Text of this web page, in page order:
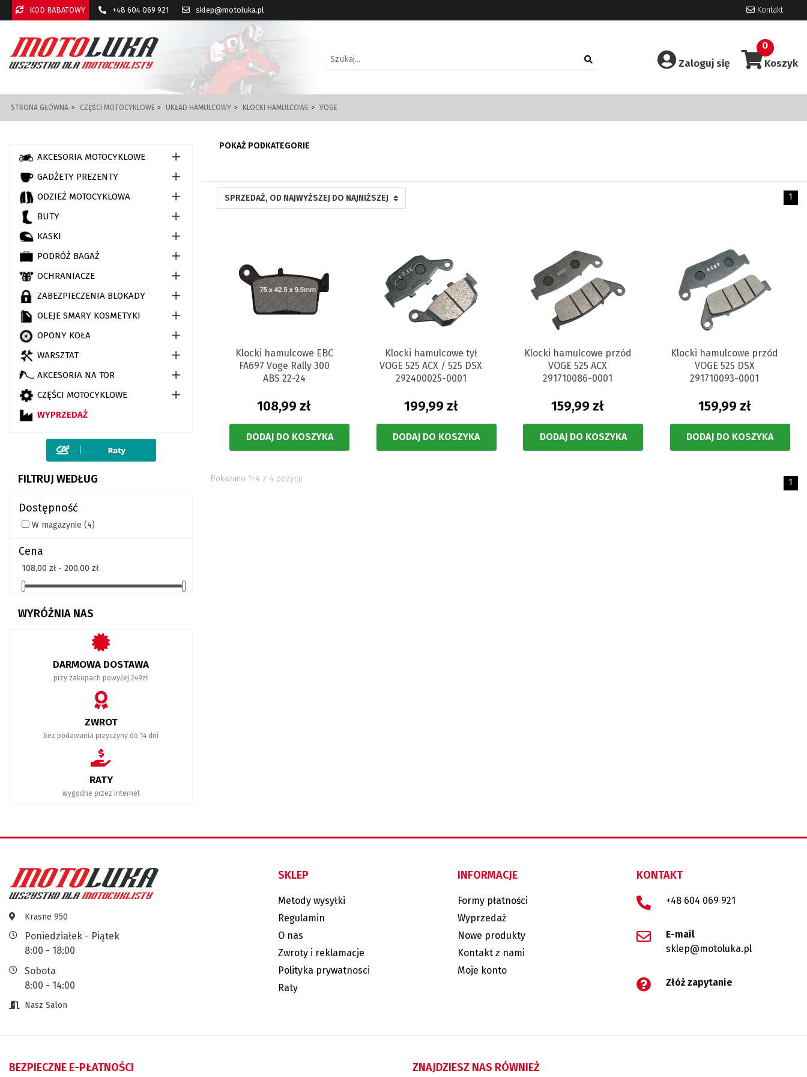
KOD RABATOWY +48 604 069 921 sklep@motoluka.pl Kontakt
Koszyk
0
Zaloguj się
STRONA GŁÓWNA CZĘŚCI MOTOCYKLOWE UKŁAD HAMULCOWY KLOCKI HAMULCOWE VOGE
AKCESORIA MOTOCYKLOWE 
GADŻETY PREZENTY 
ODZIEŻ MOTOCYKLOWA 
BUTY 
KASKI 
PODRÓŻ BAGAŻ 
OCHRANIACZE 
ZABEZPIECZENIA BLOKADY 
OLEJE SMARY KOSMETYKI 
OPONY KOŁA 
WARSZTAT 
AKCESORIA NA TOR 
CZĘŚCI MOTOCYKLOWE 
WYPRZEDAŻ
FILTRUJ WEDŁUG
Dostępność
W magazynie (4)
Cena
108,00 zł - 200,00 zł
WYRÓŻNIA NAS
DARMOWA DOSTAWA
przy zakupach powyżej 249zł
ZWROT
bez podawania przyczyny do 14 dni
RATY
wygodne przez internet
POKAŻ PODKATEGORIE
1
Klocki hamulcowe EBC
FA697 Voge Rally 300
ABS 22-24
108,99 zł
DODAJ DO KOSZYKA
Klocki hamulcowe tył
VOGE 525 ACX / 525 DSX
292400025-0001
199,99 zł
DODAJ DO KOSZYKA
Klocki hamulcowe przód
VOGE 525 ACX
291710086-0001
159,99 zł
DODAJ DO KOSZYKA
Klocki hamulcowe przód
VOGE 525 DSX
291710093-0001
159,99 zł
DODAJ DO KOSZYKA
Pokazano 1-4 z 4 pozycji 1
Krasne 950
Poniedziałek - Piątek
8:00 - 18:00
Sobota
8:00 - 14:00
Nasz Salon
SKLEP
Metody wysyłki
Regulamin
O nas
Zwroty i reklamacje
Polityka prywatnosci
Raty
INFORMACJE
Formy płatności
Wyprzedaż
Nowe produkty
Kontakt z nami
Moje konto
KONTAKT
+48 604 069 921
E-mail
sklep@motoluka.pl
Złóż zapytanie
BEZPIECZNE E-PŁATNOŚCI ZNAJDZIESZ NAS RÓWNIEŻ